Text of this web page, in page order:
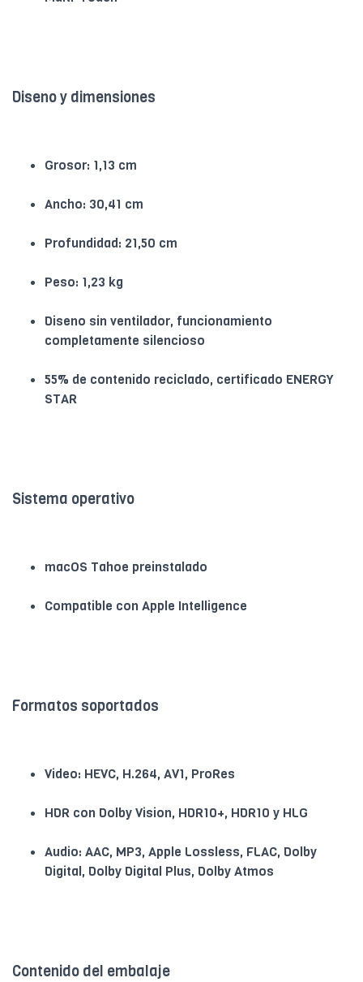
Diseno y dimensiones
Grosor: 1,13 cm
Ancho: 30,41 cm
Profundidad: 21,50 cm
Peso: 1,23 kg
Diseno sin ventilador, funcionamiento
completamente silencioso
55% de contenido reciclado, certificado ENERGY
STAR
Sistema operativo
macOS Tahoe preinstalado
Compatible con Apple Intelligence
Formatos soportados
Video: HEVC, H.264, AV1, ProRes
HDR con Dolby Vision, HDR10+, HDR10 y HLG
Audio: AAC, MP3, Apple Lossless, FLAC, Dolby
Digital, Dolby Digital Plus, Dolby Atmos
Contenido del embalaje